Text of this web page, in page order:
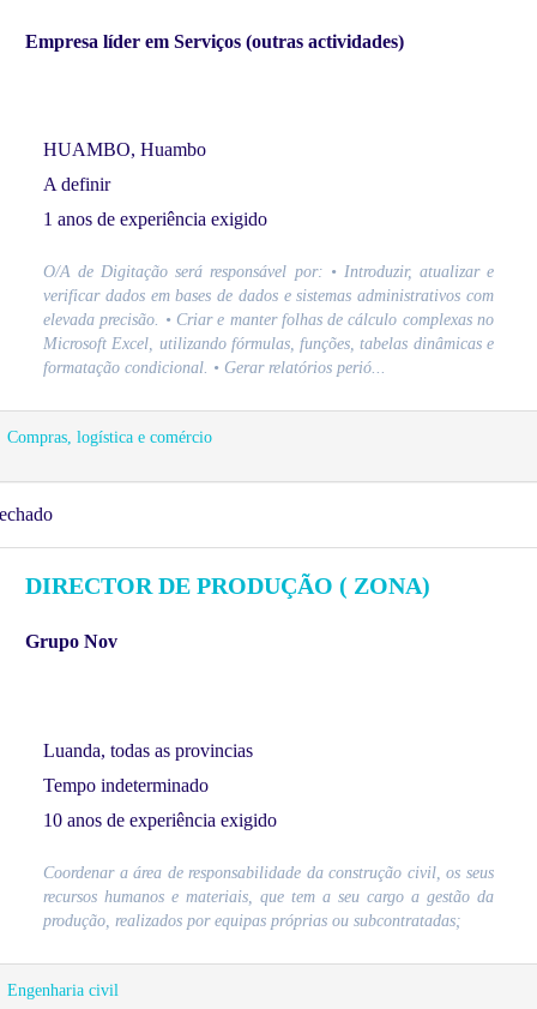
Empresa líder em Serviços (outras actividades)
HUAMBO, Huambo
A definir
1 anos de experiência exigido
O/A de Digitação será responsável por: • Introduzir, atualizar e
verificar dados em bases de dados e sistemas administrativos com
elevada precisão. • Criar e manter folhas de cálculo complexas no
Microsoft Excel, utilizando fórmulas, funções, tabelas dinâmicas e
formatação condicional. • Gerar relatórios perió...
Compras, logística e comércio
DIRECTOR DE PRODUÇÃO ( ZONA)
Grupo Nov
Luanda, todas as provincias
Tempo indeterminado
10 anos de experiência exigido
Coordenar a área de responsabilidade da construção civil, os seus
recursos humanos e materiais, que tem a seu cargo a gestão da
produção, realizados por equipas próprias ou subcontratadas;
Engenharia civil